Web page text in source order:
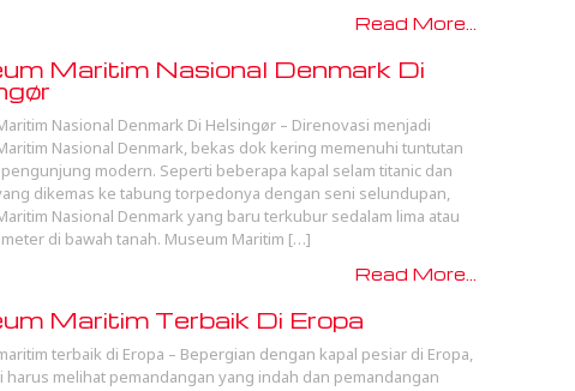
Read More...
Maritim Nasional Denmark Di
Nasional Denmark Di Helsingør – Direnovasi menjadi
Nasional Denmark, bekas dok kering memenuhi tuntutan
modern. Seperti beberapa kapal selam titanic dan
dikemas ke tabung torpedonya dengan seni selundupan,
Nasional Denmark yang baru terkubur sedalam lima atau
di bawah tanah. Museum Maritim […]
Read More...
Maritim Terbaik Di Eropa
terbaik di Eropa – Bepergian dengan kapal pesiar di Eropa,
harus melihat pemandangan yang indah dan pemandangan